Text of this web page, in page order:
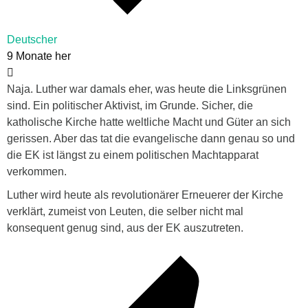
Deutscher
9 Monate her
Naja. Luther war damals eher, was heute die Linksgrünen
sind. Ein politischer Aktivist, im Grunde. Sicher, die
katholische Kirche hatte weltliche Macht und Güter an sich
gerissen. Aber das tat die evangelische dann genau so und
die EK ist längst zu einem politischen Machtapparat
verkommen.
Luther wird heute als revolutionärer Erneuerer der Kirche
verklärt, zumeist von Leuten, die selber nicht mal
konsequent genug sind, aus der EK auszutreten.